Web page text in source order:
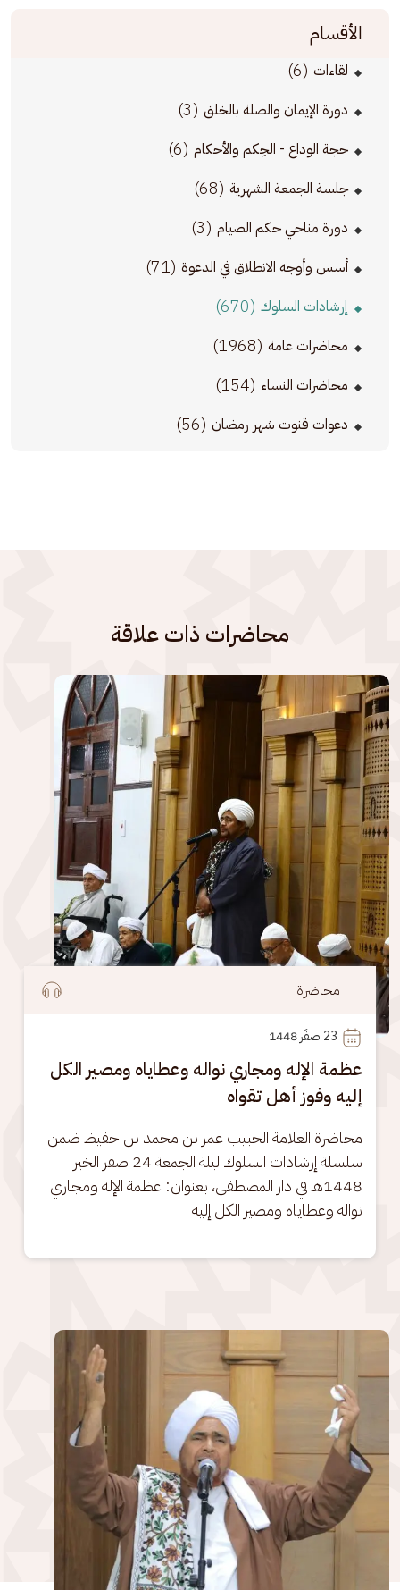
الأقسام
لقاءات (6)
دورة الإيمان والصلة بالخلق (3)
حجة الوداع - الحِكم والأحكام (6)
جلسة الجمعة الشهرية (68)
دورة مناحي حكم الصيام (3)
أسس وأوجه الانطلاق في الدعوة (71)
إرشادات السلوك (670)
محاضرات عامة (1968)
محاضرات النساء (154)
دعوات قنوت شهر رمضان (56)
محاضرات ذات علاقة
الصورة
محاضرة
23 صفَر 1448
عظمة الإله ومجاري نواله وعطاياه ومصير الكل
إليه وفوز أهل تقواه
محاضرة العلامة الحبيب عمر بن محمد بن حفيظ ضمن
سلسلة إرشادات السلوك ليلة الجمعة 24 صفر الخير
1448هـ في دار المصطفى، بعنوان: عظمة الإله ومجاري
نواله وعطاياه ومصير الكل إليه
الصورة